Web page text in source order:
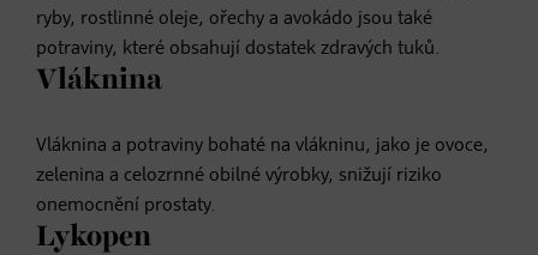
ryby, rostlinné oleje, ořechy a avokádo jsou také
potraviny, které obsahují dostatek zdravých tuků.
Vláknina
Vláknina a potraviny bohaté na vlákninu, jako je ovoce,
zelenina a celozrnné obilné výrobky, snižují riziko
onemocnění prostaty.
Lykopen